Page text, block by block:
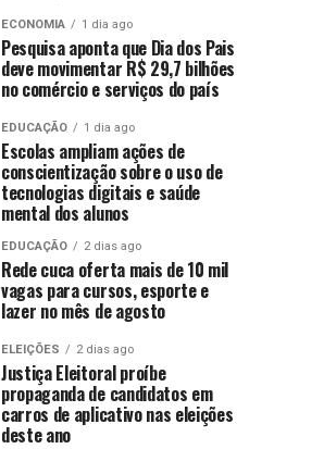
ECONOMIA 1 dia ago
Pesquisa aponta que Dia dos Pais
deve movimentar R$ 29,7 bilhões
no comércio e serviços do país
EDUCAÇÃO 1 dia ago
Escolas ampliam ações de
conscientização sobre o uso de
tecnologias digitais e saúde
mental dos alunos
EDUCAÇÃO 2 dias ago
Rede cuca oferta mais de 10 mil
vagas para cursos, esporte e
lazer no mês de agosto
ELEIÇÕES 2 dias ago
Justiça Eleitoral proíbe
propaganda de candidatos em
carros de aplicativo nas eleições
deste ano